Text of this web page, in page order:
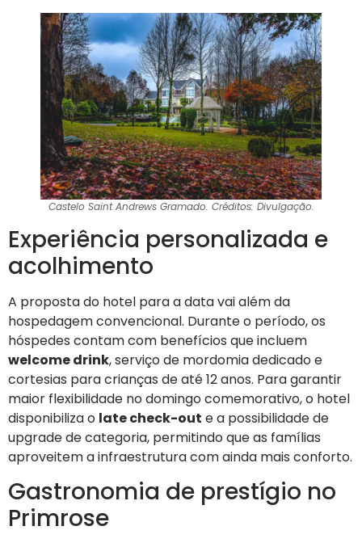
Castelo Saint Andrews Gramado. Créditos: Divulgação.
Experiência personalizada e
acolhimento
A proposta do hotel para a data vai além da
hospedagem convencional. Durante o período, os
hóspedes contam com benefícios que incluem
welcome drink, serviço de mordomia dedicado e
cortesias para crianças de até 12 anos. Para garantir
maior flexibilidade no domingo comemorativo, o hotel
disponibiliza o late check-out e a possibilidade de
upgrade de categoria, permitindo que as famílias
aproveitem a infraestrutura com ainda mais conforto.
Gastronomia de prestígio no
Primrose